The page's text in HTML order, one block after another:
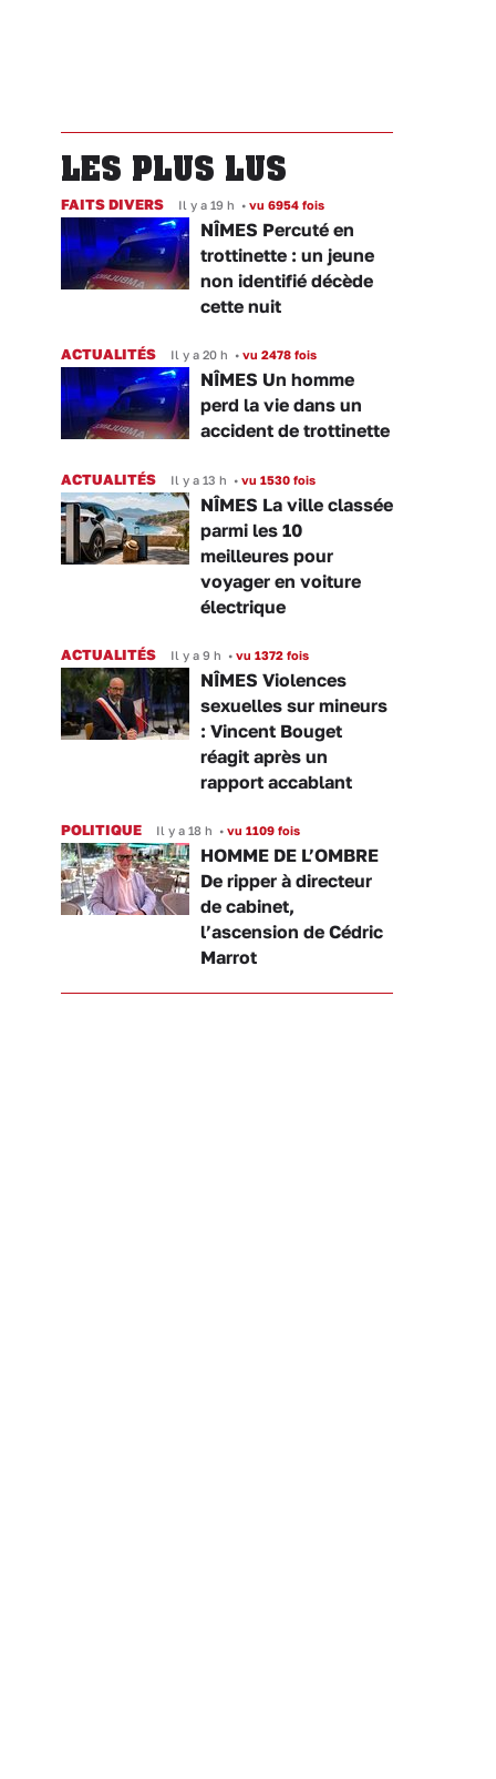
LES PLUS LUS
FAITS DIVERS Il y a 19 h • vu 6954 fois
NÎMES Percuté en
trottinette : un jeune
non identifié décède
cette nuit
ACTUALITÉS Il y a 20 h • vu 2478 fois
NÎMES Un homme
perd la vie dans un
accident de trottinette
ACTUALITÉS Il y a 13 h • vu 1530 fois
NÎMES La ville classée
parmi les 10
meilleures pour
voyager en voiture
électrique
ACTUALITÉS Il y a 9 h • vu 1372 fois
NÎMES Violences
sexuelles sur mineurs
: Vincent Bouget
réagit après un
rapport accablant
POLITIQUE Il y a 18 h • vu 1109 fois
HOMME DE L’OMBRE
De ripper à directeur
de cabinet,
l’ascension de Cédric
Marrot